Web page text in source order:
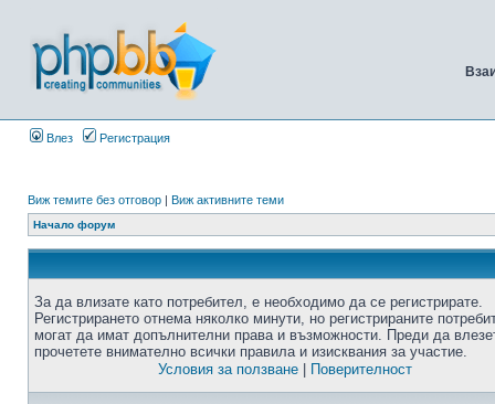
Влез Регистрация
Виж темите без отговор | Виж активните теми
Начало форум
За да влизате като потребител, е необходимо да се регистрирате.
Регистрирането отнема няколко минути, но регистрираните
могат да имат допълнителни права и възможности. Преди да
прочетете внимателно всички правила и изисквания за участие.
Условия за ползване| Поверителност